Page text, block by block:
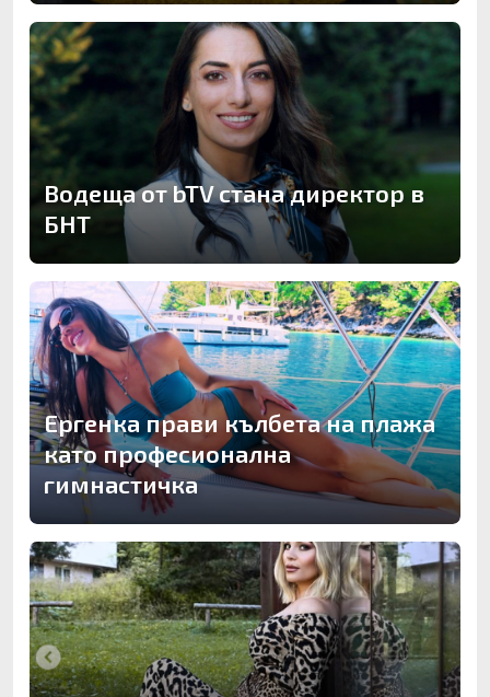
Водеща от bTV стана директор в
БНТ
Ергенка прави кълбета на плажа
като професионална
гимнастичка